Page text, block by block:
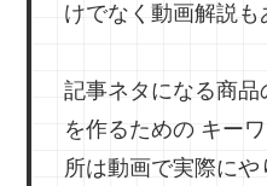
けでなく動画解説も
記事ネタになる商
を作るための キー
所は動画で実際にや